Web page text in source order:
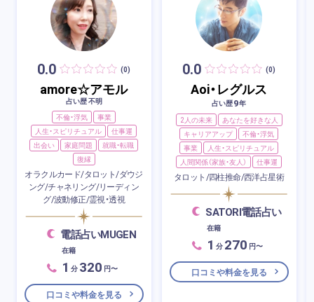
0.0 (0)
amore☆アモル
占い歴 不明
不倫・浮気
事業
人生・スピリチュアル
仕事運
出会い
家庭問題
就職・転職
復縁
オラクルカード/タロット/ダウジ
ング/チャネリング/リーディン
グ/波動修正/霊視・透視
電話占いMUGEN
在籍
1 分 320 円〜
口コミや料金を見る
0.0 (0)
Aoi・レグルス
占い歴9年
2人の未来
あなたを好きな人
キャリアアップ
不倫・浮気
事業
人生・スピリチュアル
人間関係（家族・友人）
仕事運
タロット/四柱推命/西洋占星術
SATORI電話占い
在籍
1 分 270 円〜
口コミや料金を見る